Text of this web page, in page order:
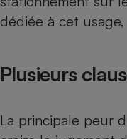
dédiée à cet usage,
Plusieurs
La principale peur